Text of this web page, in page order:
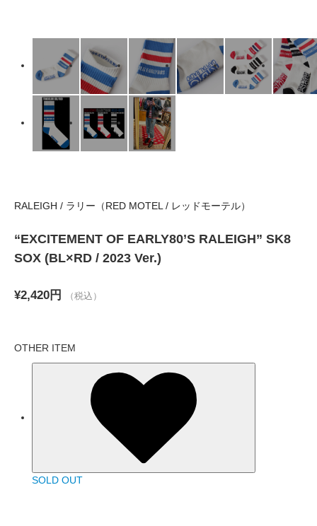
RALEIGH / ラリー（RED MOTEL / レッドモーテル）
“EXCITEMENT OF EARLY80’S RALEIGH” SK8
SOX (BL×RD / 2023 Ver.)
¥2,420円 （税込）
OTHER ITEM
SOLD OUT